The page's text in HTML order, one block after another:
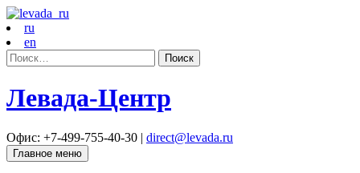
ru
en
Найти:
Левада-Центр
Офис: +7-499-755-40-30 | direct@levada.ru
Главное меню